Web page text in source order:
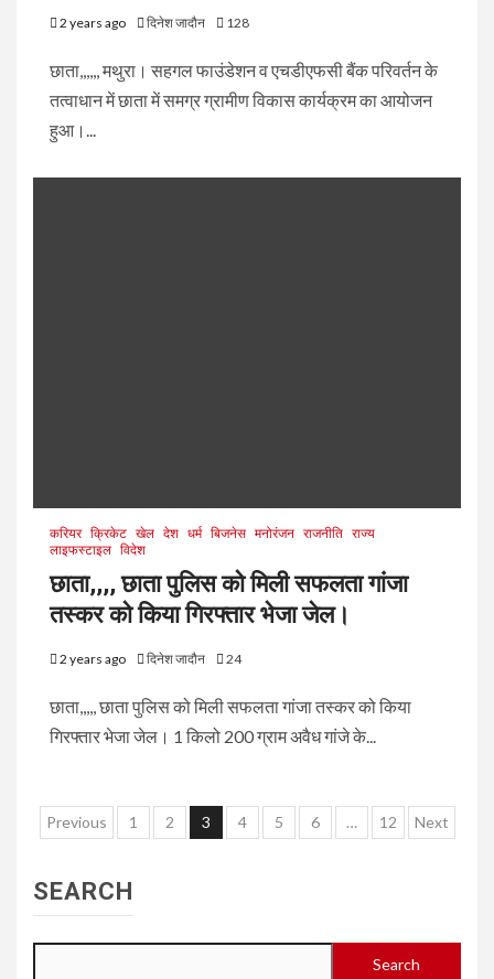
2 years ago दिनेश जादौन 128
छाता,,,,,, मथुरा। सहगल फाउंडेशन व एचडीएफसी बैंक परिवर्तन के
तत्वाधान में छाता में समग्र ग्रामीण विकास कार्यक्रम का आयोजन
हुआ।...
करियर क्रिकेट खेल देश धर्म बिजनेस मनोरंजन राजनीति राज्य
लाइफस्टाइल विदेश
छाता,,,, छाता पुलिस को मिली सफलता गांजा
तस्कर को किया गिरफ्तार भेजा जेल।
2 years ago दिनेश जादौन 24
छाता,,,,, छाता पुलिस को मिली सफलता गांजा तस्कर को किया
गिरफ्तार भेजा जेल। 1 किलो 200 ग्राम अवैध गांजे के...
Posts
Previous 1 2 3 4 5 6 … 12 Next
SEARCH
Search